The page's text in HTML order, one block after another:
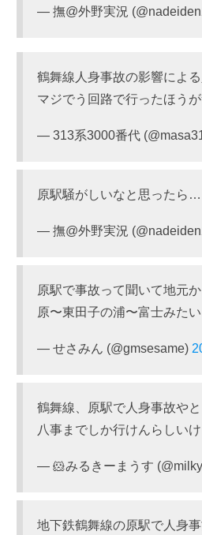
— 撫@外野実況
鶴舞線人身事故の影響によ
マジでう回路で行ったほう
— 313系3000番代
原駅騒がしいなと思ったら
— 撫@外野実況
原駅で事故って聞いて地元
原〜東田子の浦〜富士みた
— せさみん (@gmsesame)
鶴舞線、原駅で人身事故や
八事までしか行けんらしい
— 🐹みるきーまうす
地下鉄鶴舞線の原駅で人身